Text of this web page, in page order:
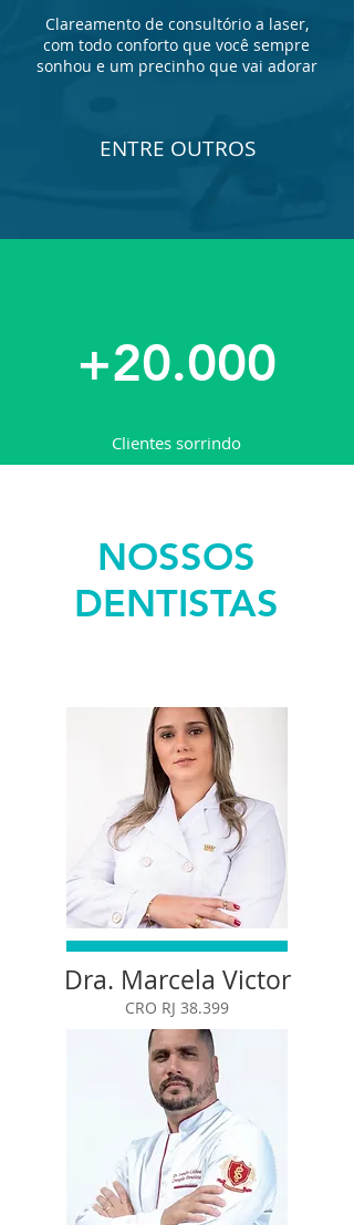
Clareamento de consultório a laser,
com todo conforto que você sempre
sonhou e um precinho que vai adorar
ENTRE OUTROS
+20.000
Clientes sorrindo
NOSSOS
DENTISTAS
Dra. Marcela Victor
CRO RJ 38.399